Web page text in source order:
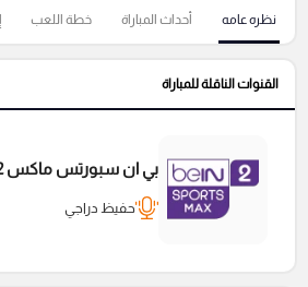
نظره عامه أحداث المباراة خطة اللعب
القنوات الناقلة للمباراة
بي ان سبورتس ماكس 2
حفيظ دراجي